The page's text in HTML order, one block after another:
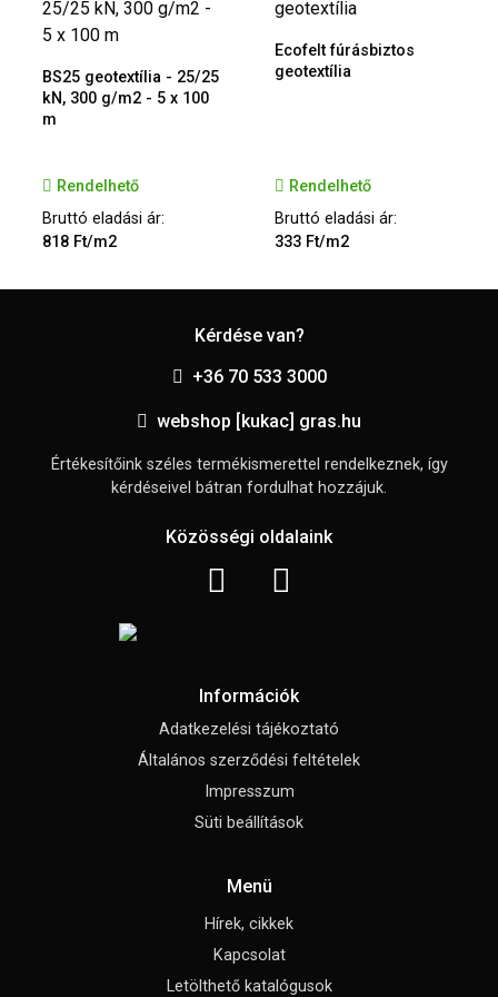
BS25 geotextília - 25/25
kN, 300 g/m2 - 5 x 100
m
Rendelhető
Bruttó eladási ár:
818 Ft/m2
Ecofelt fúrásbiztos
geotextília
Rendelhető
Bruttó eladási ár:
333 Ft/m2
Kérdése van?
+36 70 533 3000
webshop [kukac] gras.hu
Értékesítőink széles termékismerettel rendelkeznek, így
kérdéseivel bátran fordulhat hozzájuk.
Közösségi oldalaink
Információk
Adatkezelési tájékoztató
Általános szerződési feltételek
Impresszum
Süti beállítások
Menü
Hírek, cikkek
Kapcsolat
Letölthető katalógusok